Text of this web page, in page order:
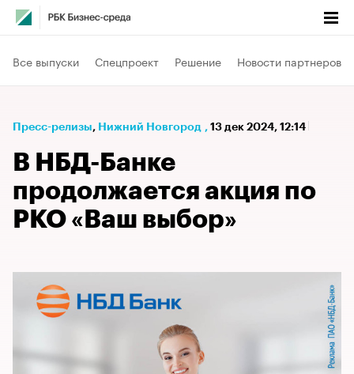
Все выпуски Спецпроект Решение Новости партнеров
Пресс-релизы⁠, Нижний Новгород , 13 дек 2024, 12:14
В НБД-Банке
продолжается акция по
РКО «Ваш выбор»